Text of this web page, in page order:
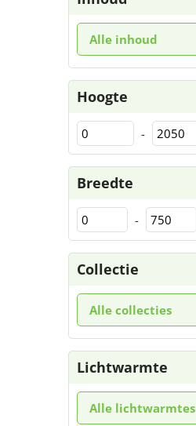
Alle inhoud
Hoogte
-
Breedte
-
Collectie
Alle collecties
Lichtwarmte
Alle lichtwarmtes